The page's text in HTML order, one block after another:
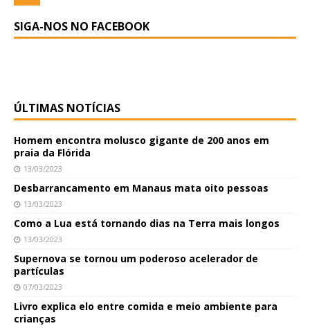
SIGA-NOS NO FACEBOOK
ÚLTIMAS NOTÍCIAS
Homem encontra molusco gigante de 200 anos em
praia da Flórida
13/03/2023
Desbarrancamento em Manaus mata oito pessoas
13/03/2023
Como a Lua está tornando dias na Terra mais longos
13/03/2023
Supernova se tornou um poderoso acelerador de
partículas
07/03/2023
Livro explica elo entre comida e meio ambiente para
crianças